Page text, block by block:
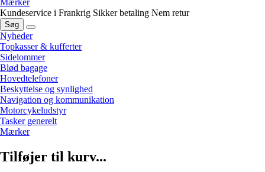
Kundeservice i Frankrig Sikker betaling Nem retur
Søg
Nyheder
Topkasser & kufferter
Sidelommer
Blød bagage
Hovedtelefoner
Beskyttelse og synlighed
Navigation og kommunikation
Motorcykeludstyr
Tasker generelt
Mærker
Tilføjer til kurv...